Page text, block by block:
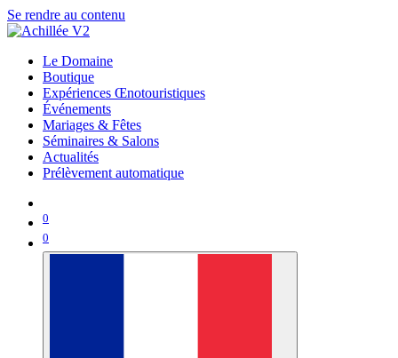
Se rendre au contenu
Le Domaine
Boutique
Expériences Œnotouristiques
Événements
Mariages & Fêtes
Séminaires & Salons
Actualités
Prélèvement automatique
0
0